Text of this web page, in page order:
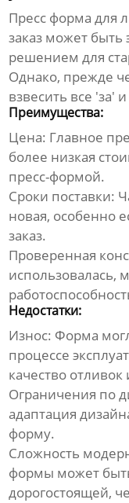
Пресс форма для
заказ может быть
решением для
Однако, прежде
взвесить все 'за'
Преимущества:
Цена: Главное
более низкая
пресс-формой.
Сроки поставки:
новая, особенно
заказ.
Проверенная
использовалась,
Недостатки:
Износ: Форма
процессе
качество
Ограничения по
адаптация
форму.
Сложность
формы может
дорогостоящей,